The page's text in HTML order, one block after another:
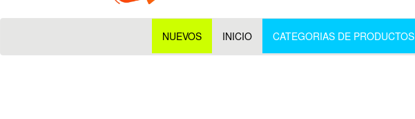
NUEVOS INICIO CATEGORIAS DE PRODUCTOS